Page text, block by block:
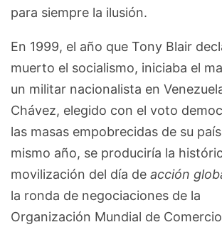
para siempre la ilusión.
En 1999, el año que Tony Blair
muerto el socialismo, iniciaba el
un militar nacionalista en
Chávez, elegido con el voto
las masas empobrecidas de su
mismo año, se produciría la
movilización del día de acción
la ronda de negociaciones de la
Organización Mundial de